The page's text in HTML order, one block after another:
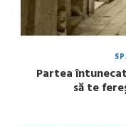
Partea
să te